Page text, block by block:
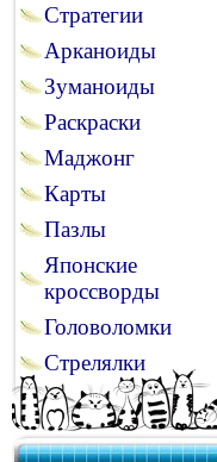
Стратегии
Арканоиды
Зуманоиды
Раскраски
Маджонг
Карты
Пазлы
Японские
кроссворды
Головоломки
Стрелялки